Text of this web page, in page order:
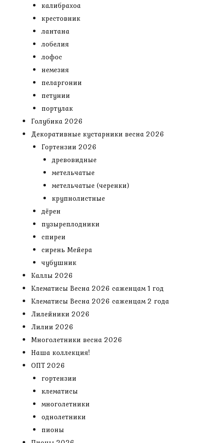
калибрахоа
крестовник
лантана
лобелия
лофос
немезия
пеларгонии
петунии
портулак
Голубика 2026
Декоративные кустарники весна 2026
Гортензии 2026
древовидные
метельчатые
метельчатые (черенки)
крупнолистные
дёрен
пузыреплодники
спиреи
сирень Мейера
чубушник
Каллы 2026
Клематисы Весна 2026 саженцам 1 год
Клематисы Весна 2026 саженцам 2 года
Лилейники 2026
Лилии 2026
Многолетники весна 2026
Наша коллекция!
ОПТ 2026
гортензии
клематисы
многолетники
однолетники
пионы